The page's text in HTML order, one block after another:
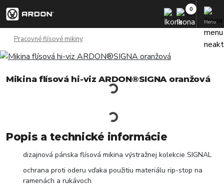
Menu
Pracovné flísové mikiny
Mikina flísová hi-viz ARDON®SIGNA oranžová
Popis a technické informácie
dizajnová pánska flísová mikina výstražnej kolekcie SIGNAL
ochrana proti oderu vďaka použitiu materiálu rip-stop na
ramenách a rukávoch